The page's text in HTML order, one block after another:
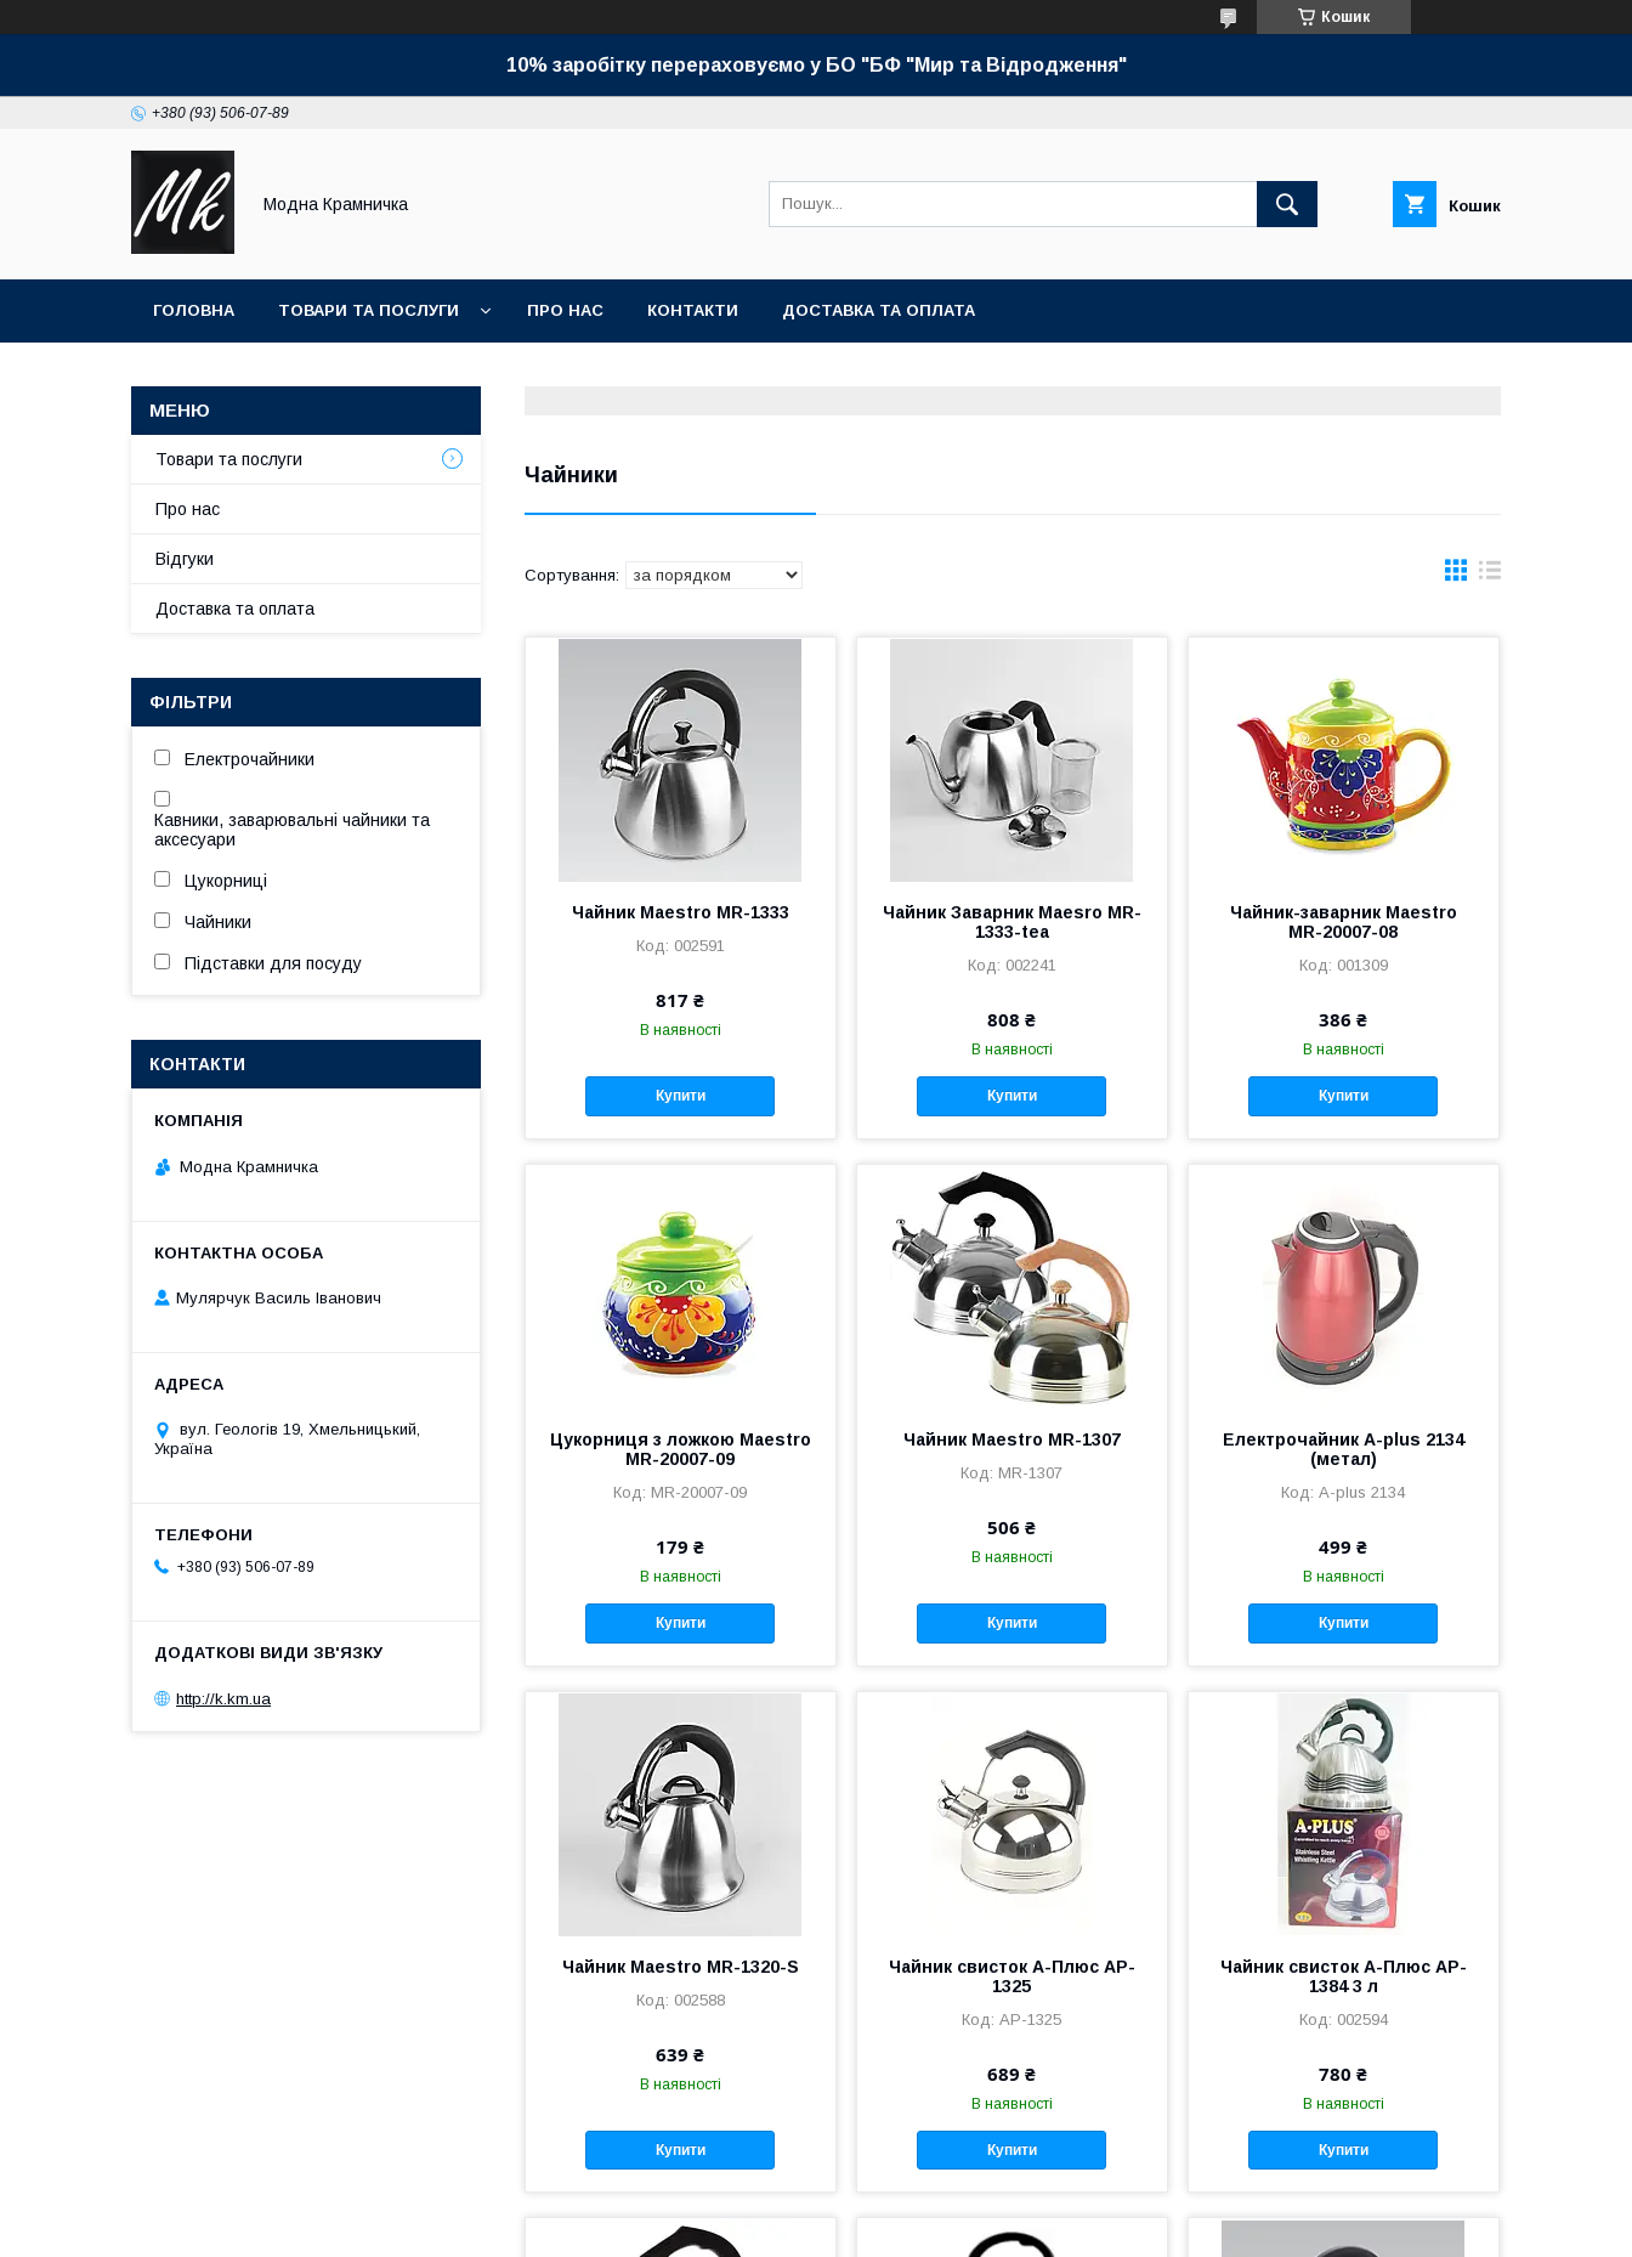
Кошик
10% заробітку перераховуємо у БО "БФ "Мир та Відродження"
+380 (93) 506-07-89
Модна Крамничка Кошик
ГОЛОВНА ТОВАРИ ТА ПОСЛУГИ ПРО НАС КОНТАКТИ ДОСТАВКА ТА ОПЛАТА
Чайники
Чайник Maestro MR-1333
002591
817 ₴
В наявності
Купити
Чайник Заварник Maesro MR-
1333-tea
002241
808 ₴
В наявності
Купити
Чайник-заварник Maestro
MR-20007-08
001309
386 ₴
В наявності
Купити
Цукорниця з ложкою Maestro
MR-20007-09
MR-20007-09
179 ₴
В наявності
Купити
Чайник Maestro MR-1307
MR-1307
506 ₴
В наявності
Купити
Електрочайник A-plus 2134
(метал)
A-plus 2134
499 ₴
В наявності
Купити
Чайник Maestro MR-1320-S
002588
639 ₴
В наявності
Купити
Чайник cвисток А-Плюс AP-
1325
AP-1325
689 ₴
В наявності
Купити
Чайник cвисток А-Плюс AP-
1384 3 л
002594
780 ₴
В наявності
Купити
Товари та послуги
Про нас
Відгуки
Доставка та оплата
ФІЛЬТРИ
Електрочайники
Кавники, заварювальні чайники та
аксесуари
Цукорниці
Чайники
Підставки для посуду
КОНТАКТИ
Модна Крамничка
Мулярчук Василь Іванович
вул. Геологів 19, Хмельницький,
Україна
+380 (93) 506-07-89
http://k.km.ua